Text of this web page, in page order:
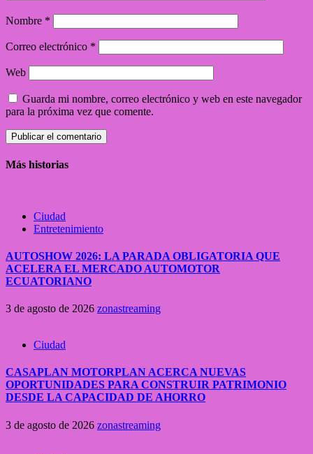
Nombre *
Correo electrónico *
Web
Guarda mi nombre, correo electrónico y web en este navegador
para la próxima vez que comente.
Más historias
Ciudad
Entretenimiento
AUTOSHOW 2026: LA PARADA OBLIGATORIA QUE
ACELERA EL MERCADO AUTOMOTOR
ECUATORIANO
3 de agosto de 2026 zonastreaming
Ciudad
CASAPLAN MOTORPLAN ACERCA NUEVAS
OPORTUNIDADES PARA CONSTRUIR PATRIMONIO
DESDE LA CAPACIDAD DE AHORRO
3 de agosto de 2026 zonastreaming